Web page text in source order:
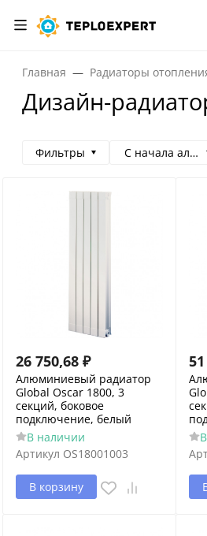
Главная Радиаторы
Дизайн-
Фильтры С начала
26 750,68 ₽
Алюминиевый радиатор
Global Oscar 1800, 3
секций, боковое
подключение, белый
В наличии
Артикул OS18001003
В корзину